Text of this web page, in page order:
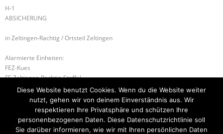
H-1
ABSICHERUNG
in Zeltingen-Rachtig / Ortsteil Zeltingen
Alarmierte Einheiten:
FEZ-Kues
FF-Zeltingen-Rachtig-Staffel
WL-Bernkastel-Kues
B-1 RAUCHENTWICKLUNG IM FREIEN
B-2 RAUCHWARNMELDER
Diese Website benutzt Cookies. Wenn du die Website weiter
nutzt, gehen wir von deinem Einverständnis aus. Wir
respektieren Ihre Privatsphäre und schützen Ihre
personenbezogenen Daten. Diese Datenschutzrichtlinie soll
Sie darüber informieren, wie wir mit Ihren persönlichen Daten